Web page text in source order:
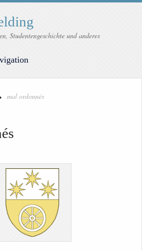
Studentengeschichte und anderes
mal ordonnés